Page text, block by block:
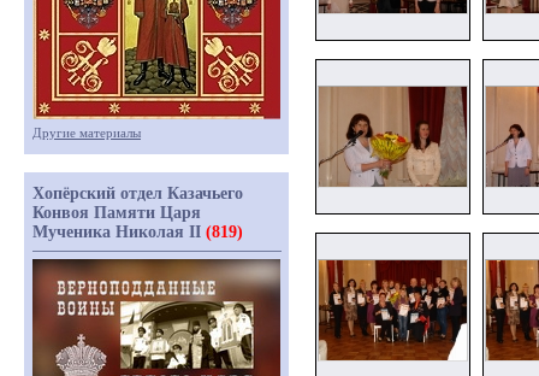
Другие материалы
Хопёрский отдел Казачьего
Конвоя Памяти Царя
Мученика Николая II (819)